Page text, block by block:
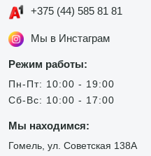
+375 (44) 585 81 81
Мы в Инстаграм
Режим работы:
Пн-Пт: 10:00 - 19:00
Сб-Вс: 10:00 - 17:00
Мы находимся:
Гомель, ул. Советская 138А